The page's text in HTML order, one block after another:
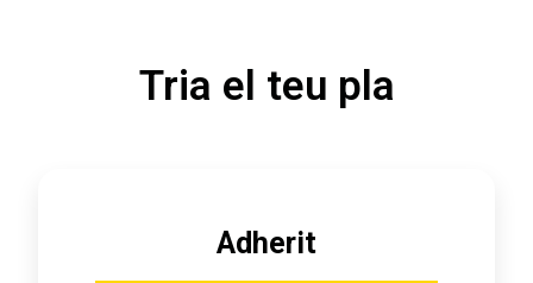
Tria el teu pla
Adherit